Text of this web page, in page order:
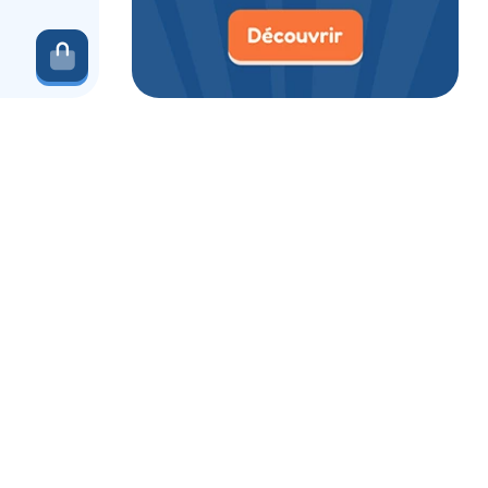
Ajouter au panier